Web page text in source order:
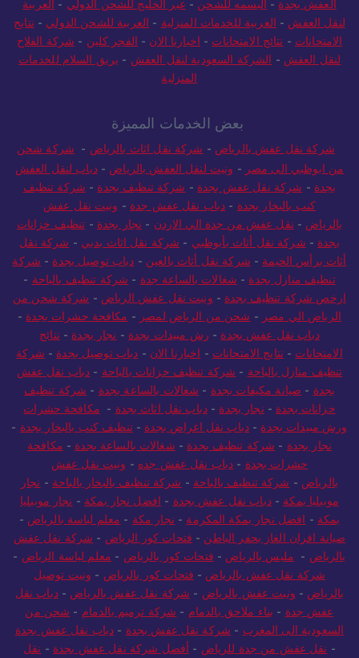
العفش بجدة - البسمه للشحن - عبر الخليج للشحن الدولي - العربية
لنقل العفش - العربية للخدمات المنزلية - العربية للشحن الدولي - نتايج
الامتحانات - نتائج الامتحانات - اخبارنا الان - الفجر كلين - شركة الفلاح
لنقل العفش - الشركة السعودية لنقل العفش - بريق السلام للخدمات
المنزلية
بعض الخدمات المميزة
شركة نقل عفش بالرياض - شركة نقل اثاث بالرياض - شركة شحن
من ابوظبي الى مصر - ونيت لنقل العفش بالرياض -دباب لنقل العفش
بجدة - شركة نقل عفش بجدة - شركة تنظيف بجدة - شركة تنظيف
كنب بالبخار بجدة - دباب نقل عفش جدة - ونيت نقل عفش
بالرياض - نقل عفش من جدة الي الاردن - نجار بجدة - تنظيف خزانات
بجدة - شركة نقل أثاث بأبوظبي - شركة نقل اثاث بدبي - شركة نقل
أثاث برأس الخيمة - شركة نقل أثاث بالعين - دباب توصيل بجدة - شركة
تنظيف منازل بجدة - شغالات بالساعة جدة - شركة تنظيف بالباحة -
ارخص شركة تنظيف بجدة - ونيت نقل عفش الرياض - شركة شحن من
الرياض الي مصر - شحن من الرياض لمصر - مكافحة حشرات بجدة -
دباب نقل عفش بجدة - رش مبيدات بجدة - نجار بجدة - نتائج
الامتحانات - نتايج الامتحانات - اخبارنا الان - دباب توصيل بجدة - شركة
تنظيف منازل بالباحة - شركة تنظيف خزانات بالباحة - دباب نقل عفش
بجدة - صيانة مكيفات بجدة - شغالات بالساعة بجدة - شركة تنظيف
خزانات بجدة - نجار بجدة - دباب نقل اثاث بجدة - مكافحة حشرات
ورش مبيدات بجدة -دباب نقل اغراض بجدة -تنظيف كنب بالبخار بجدة -
نجار بجدة - شركة تنظيف بجدة - شغالات بالساعة بجدة - مكافحة
حشرات بجدة - دباب نقل عفش جده - ونيت نقل عفش
بالرياض - شركة تنظيف بالباحة - شركة تنظيف بالبخار بالباحة - نجار
موبيليا بمكة -دباب نقل عفش بجدة - افضل نجار بمكة - نجار موبيليا
بمكة - افضل نجار بمكة المكرمة - نجار مكة - معلم لياسة بالرياض -
صيانة افران الغاز بحفر الباطن - فتحات كور الرياض - شركة نقل عفش
بالرياض - مليس بالرياض - فتحات كور بالرياض - معلم لياسة الرياض -
شركة نقل عفش بالرياض - فتحات كور بالرياض - ونيت توصيل
بالرياض - ونيت عفش بالرياض - شركة نقل عفش بالرياض -دباب نقل
عفش جدة - بناء ملاحق بالدمام - شركة ترميم بالدمام - شحن من
السعودية الى المغرب - شركة نقل عفش بجدة - دباب نقل عفش بجدة
- نقل عفش من جدة للرياض - أفضل شركة نقل عفش بجدة - نقل